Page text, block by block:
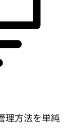
理方法を単純